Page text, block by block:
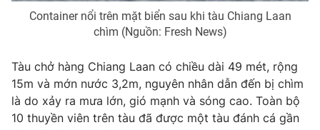
Sản phẩm
Tư vấn
Lịch phát sóng
Chuyên mục khác
Emagazine Podcast
Container nổi trên mặt biển sau khi tàu Chiang Laan
chìm (Nguồn: Fresh News)
Tàu chở hàng Chiang Laan có chiều dài 49 mét, rộng
15m và mớn nước 3,2m, nguyên nhân dẫn đến bị chìm
là do xảy ra mưa lớn, gió mạnh và sóng cao. Toàn bộ
10 thuyền viên trên tàu đã được một tàu đánh cá gần